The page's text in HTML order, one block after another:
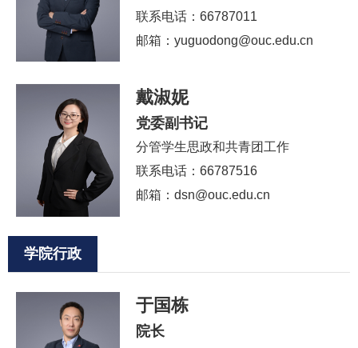
联系电话：66787011
邮箱：yuguodong@ouc.edu.cn
戴淑妮
党委副书记
分管学生思政和共青团工作
联系电话：66787516
邮箱：dsn@ouc.edu.cn
学院行政
于国栋
院长